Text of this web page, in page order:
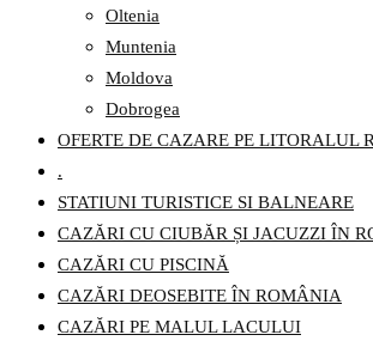
Oltenia
Muntenia
Moldova
Dobrogea
OFERTE DE CAZARE PE LITORALUL
.
STATIUNI TURISTICE SI BALNEARE
CAZĂRI CU CIUBĂR ȘI JACUZZI ÎN
CAZĂRI CU PISCINĂ
CAZĂRI DEOSEBITE ÎN ROMÂNIA
CAZĂRI PE MALUL LACULUI